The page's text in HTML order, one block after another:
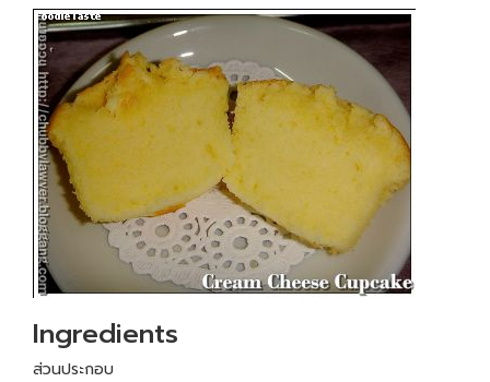
Ingredients
ส่วนประกอบ